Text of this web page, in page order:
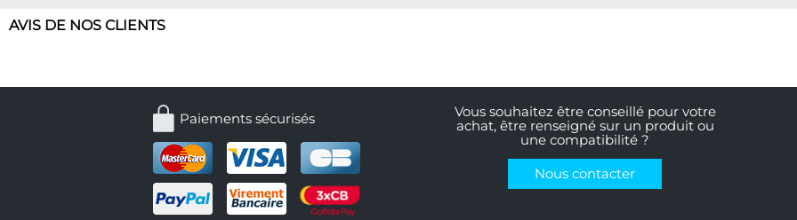
AVIS DE NOS CLIENTS
Paiements sécurisés
Vous souhaitez être conseillé pour votre
achat, être renseigné sur un produit ou
une compatibilité ?
Nous contacter